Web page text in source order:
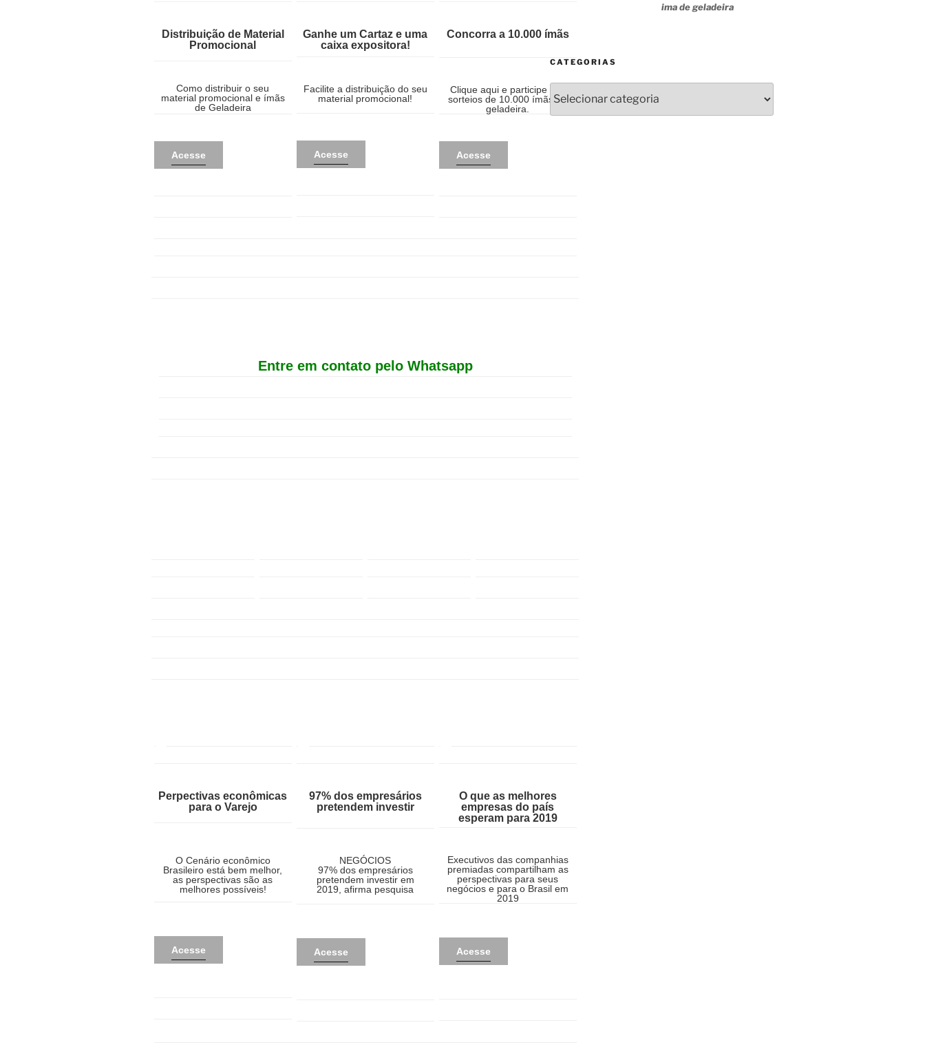
Distribuição de Material
Promocional
Como distribuir o seu
material promocional e ímãs
de Geladeira
Acesse
Ganhe um Cartaz e uma
caixa expositora!
Facilite a distribuição do seu
material promocional!
Acesse
Concorra a 10.000 ímãs
Clique aqui e participe dos
sorteios de 10.000 ímãs de
geladeira.
Acesse
Entre em contato pelo Whatsapp
Perpectivas econômicas
para o Varejo
O Cenário econômico
Brasileiro está bem melhor,
as perspectivas são as
melhores possíveis!
Acesse
97% dos empresários
pretendem investir
NEGÓCIOS
97% dos empresários
pretendem investir em
2019, afirma pesquisa
Acesse
O que as melhores
empresas do país
esperam para 2019
Executivos das companhias
premiadas compartilham as
perspectivas para seus
negócios e para o Brasil em
2019
Acesse
ima de geladeira
CATEGORIAS